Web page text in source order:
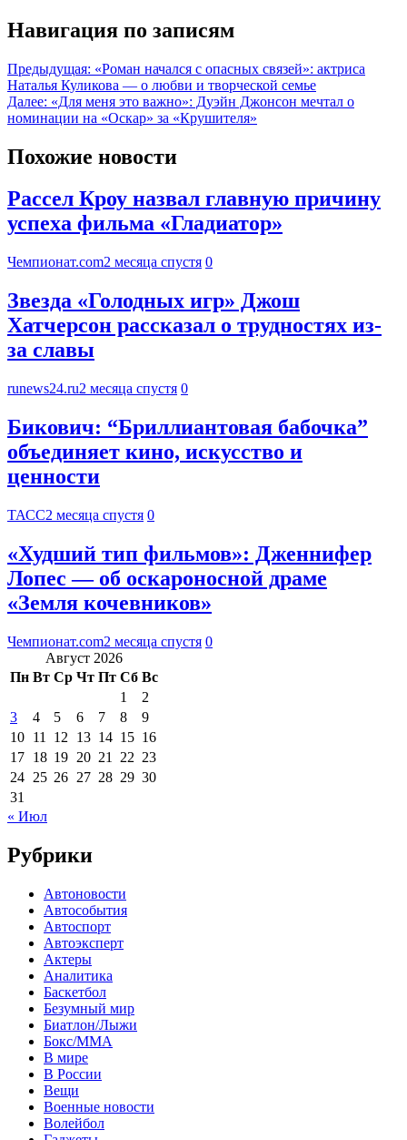
Навигация по записям
Предыдущая: «Роман начался с опасных связей»: актриса
Наталья Куликова — о любви и творческой семье
Далее: «Для меня это важно»: Дуэйн Джонсон мечтал о
номинации на «Оскар» за «Крушителя»
Похожие новости
Рассел Кроу назвал главную причину
успеха фильма «Гладиатор»
Чемпионат.com2 месяца спустя 0
Звезда «Голодных игр» Джош
Хатчерсон рассказал о трудностях из-
за славы
runews24.ru2 месяца спустя 0
Бикович: “Бриллиантовая бабочка”
объединяет кино, искусство и
ценности
ТАСС2 месяца спустя 0
«Худший тип фильмов»: Дженнифер
Лопес — об оскароносной драме
«Земля кочевников»
Чемпионат.com2 месяца спустя 0
Август 2026
Пн Вт Ср Чт Пт Сб Вс
1
2
3
4 5 6 7 8
9
10 11 12 13 14 15 16
17 18 19 20 21 22 23
24 25 26 27 28 29 30
31
« Июл
Рубрики
Автоновости
Автособытия
Автоспорт
Автоэксперт
Актеры
Аналитика
Баскетбол
Безумный мир
Биатлон/Лыжи
Бокс/MMA
В мире
В России
Вещи
Военные новости
Волейбол